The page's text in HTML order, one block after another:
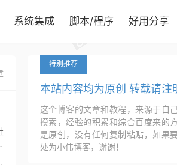
系统集成 脚本/程序 好用分享
特别推荐
本站内容均为原创 转载请注
这个博客的文章和教程，来源于自
摸索，经验的积累和综合百度来的
是原创，没有任何复制粘贴，如果
处为小伟博客，谢谢！